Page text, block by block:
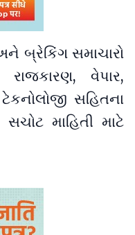
બ્રેકિંગ સમાચારો
વેપાર,
સહિતના
માહિતી માટે